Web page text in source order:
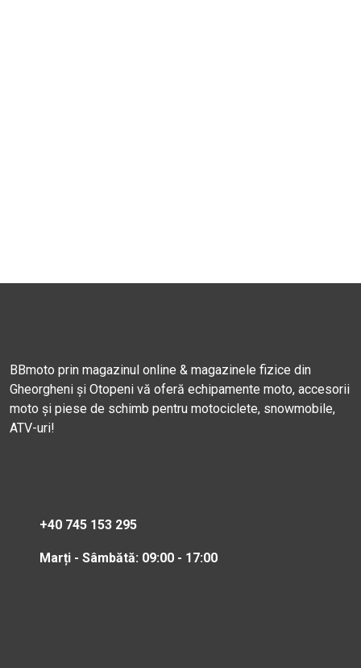
BBmoto prin magazinul online & magazinele fizice din
Gheorgheni și Otopeni vă oferă echipamente moto, accesorii
moto și piese de schimb pentru motociclete, snowmobile,
ATV-uri!
+40 745 153 295
Marți - Sâmbătă: 09:00 - 17:00